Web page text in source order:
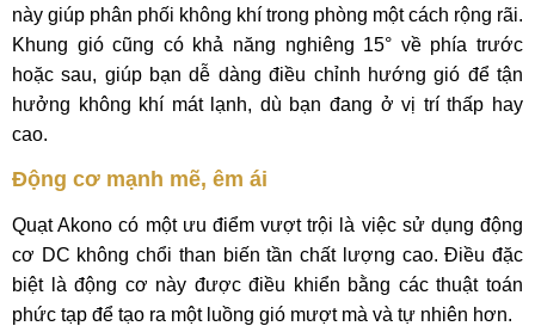
này giúp phân phối không khí trong phòng một cách rộng rãi.
Khung gió cũng có khả năng nghiêng 15° về phía trước
hoặc sau, giúp bạn dễ dàng điều chỉnh hướng gió để tận
hưởng không khí mát lạnh, dù bạn đang ở vị trí thấp hay
cao.
Động cơ mạnh mẽ, êm ái
Quạt Akono có một ưu điểm vượt trội là việc sử dụng động
cơ DC không chổi than biến tần chất lượng cao. Điều đặc
biệt là động cơ này được điều khiển bằng các thuật toán
phức tạp để tạo ra một luồng gió mượt mà và tự nhiên hơn.